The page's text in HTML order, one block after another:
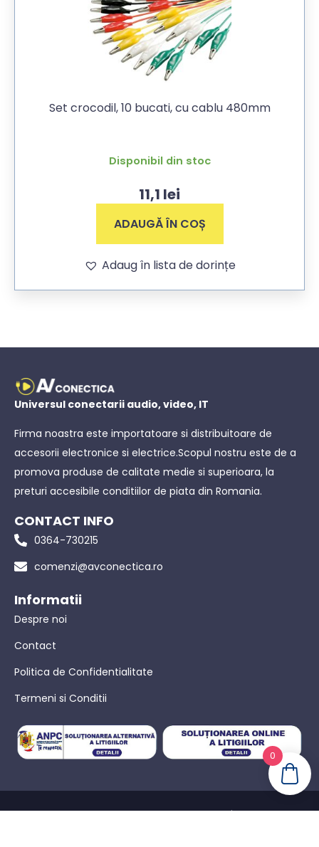
Set crocodil, 10 bucati, cu cablu 480mm
Disponibil din stoc
11,1 lei
ADAUGĂ ÎN COȘ
Adaug în lista de dorințe
Universul conectarii audio, video, IT
Firma noastra este importatoare si distribuitoare de
accesorii electronice si electrice.Scopul nostru este de a
promova produse de calitate medie si superioara, la
preturi accesibile conditiilor de piata din Romania.
CONTACT INFO
0364-730215
comenzi@avconectica.ro
Informatii
Despre noi
Contact
Politica de Confidentialitate
Termeni si Conditii
© AVConectica – Toate drepturile rezervate! |Politica de
0